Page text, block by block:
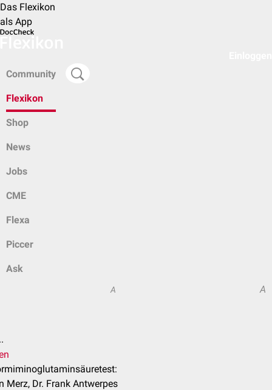
Das Flexikon
als App
Community
Flexikon
Shop
News
Jobs
CME
Flexa
Piccer
Ask
A A
Merz, Dr. Frank Antwerpes